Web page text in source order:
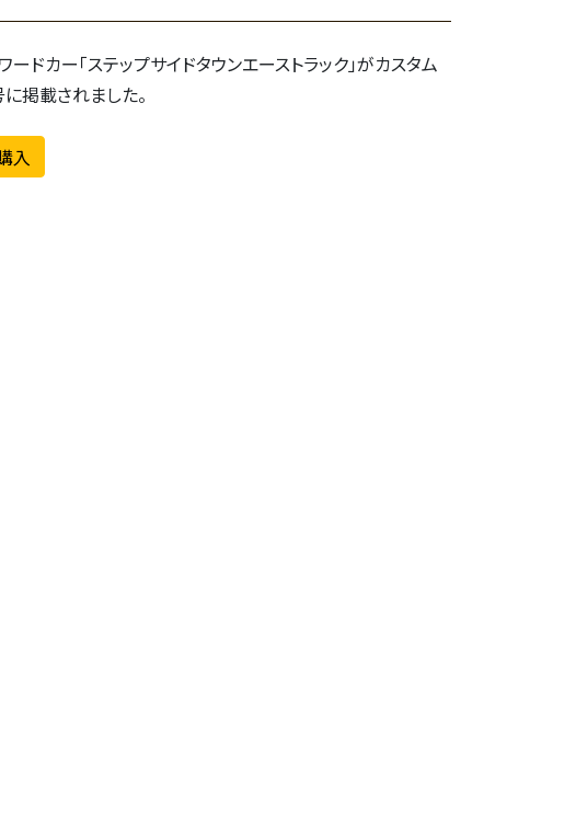
ドカー「ステップサイドタウンエーストラック」がカスタム
掲載されました。
入